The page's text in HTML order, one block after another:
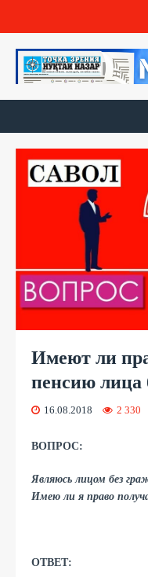
​Имеют ли
пенсию лица
16.08.2018 2 330
ВОПРОС:
Являюсь лицом без
Имею ли я право
ОТВЕТ: